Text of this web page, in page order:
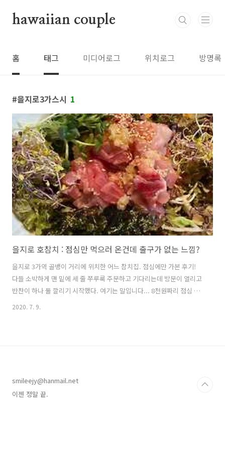
hawaiian couple
홈 태그 미디어로그 위치로그 방명록
을지로3가스시 1
을지로 호참치 : 점심만 먹으러 온건데 출구가 없는 느낌?
을지로 3가역 골뱅이 거리에 위치한 어느 참치집. 점심에만 가본 후기!
다들 소박하게 맨 밑에 세 줄 쭈루룩 주문하고 기다리는데 방문이 열리고
반찬이 하나 둘 깔리기 시작했다. 여기는 말입니다... 8천원짜리 점심 메
뉴를 시켜도 초밥과 제육을 반찬으로 주는 곳. 이 모든 것을 프라이빗한
2020. 7. 9.
smileejy@hanmail.net
이젠 정말 끝.